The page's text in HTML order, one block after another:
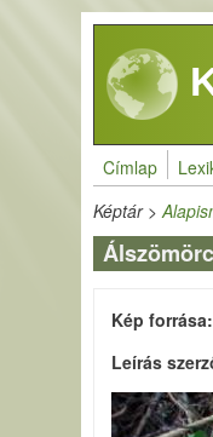
Ugrás a tartalomra
Címlap
Képtár>
Kép forrása
Leírás